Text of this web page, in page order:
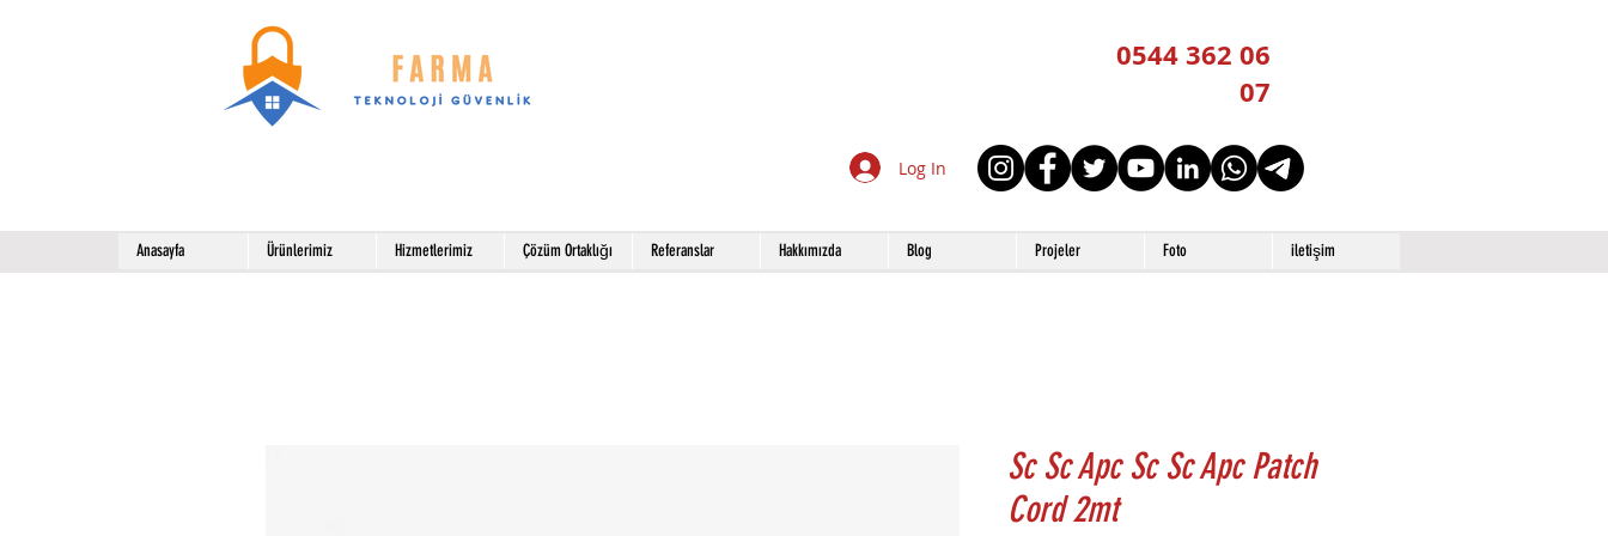
0544 362 06
07
Log In
Anasayfa Ürünlerimiz Hizmetlerimiz Çözüm Ortaklığı Referanslar Hakkımızda Blog Projeler Foto iletişim
Sc Sc Apc Sc Sc Apc Patch
Cord 2mt